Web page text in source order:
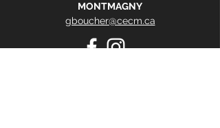
MONTMAGNY
gboucher@cecm.ca